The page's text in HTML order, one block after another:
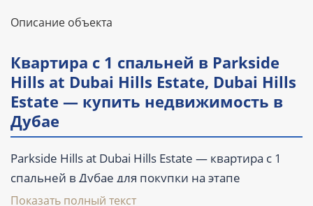
Описание объекта
Квартира с 1 спальней в Parkside
Hills at Dubai Hills Estate, Dubai Hills
Estate — купить недвижимость в
Дубае
Parkside Hills at Dubai Hills Estate — квартира с 1
спальней в Дубае для покупки на этапе
строительства. Площадь лота составляет 63,2 м²
Показать полный текст